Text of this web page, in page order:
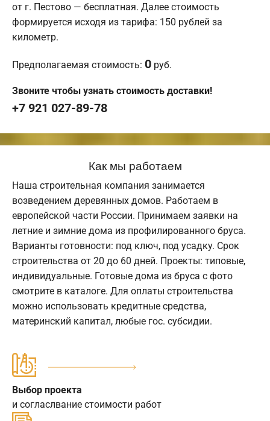
от г. Пестово — бесплатная. Далее стоимость
формируется исходя из тарифа: 150 рублей за
километр.
Предполагаемая стоимость: 0 руб.
Звоните чтобы узнать стоимость доставки!
+7 921 027-89-78
Как мы работаем
Наша строительная компания занимается
возведением деревянных домов. Работаем в
европейской части России. Принимаем заявки на
летние и зимние дома из профилированного бруса.
Варианты готовности: под ключ, под усадку. Срок
строительства от 20 до 60 дней. Проекты: типовые,
индивидуальные. Готовые дома из бруса с фото
смотрите в каталоге. Для оплаты строительства
можно использовать кредитные средства,
материнский капитал, любые гос. субсидии.
Выбор проекта
и согласлвание стоимости работ